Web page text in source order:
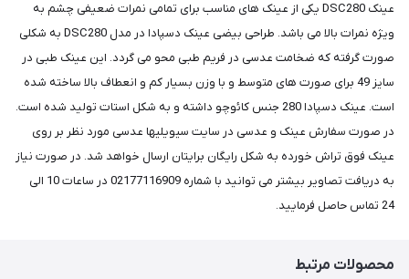
عینک DSC280 یکی از عینک های مناسب برای تمامی نمرات ضعیفی چشم به
ویژه نمرات بالا می باشد. طراحی بیضی عینک دسپادا در مدل DSC280 به شکلی
صورت گرفته که ضخامت عدسی در فریم طبی محو می گردد. این عینک طبی در
سایز 49 برای صورت های متوسط و با وزن بسیار کم و انعطاف بالا ساخته شده
است. عینک دسپادا 280 جنس کائوچو داشته و به شکل استات تولید شده است.
در صورت سفارش عینک و عدسی در سایت سیویلیها عدسی مورد نظر بر روی
عینک فوق تراش خورده به شکل رایگان برایتان ارسال خواهد شد. در صورت نیاز
به دریافت تصاویر بیشتر می توانید با شماره 02177116909 در ساعات 10 الی
24 تماس حاصل فرمایید.
محصولات مرتبط